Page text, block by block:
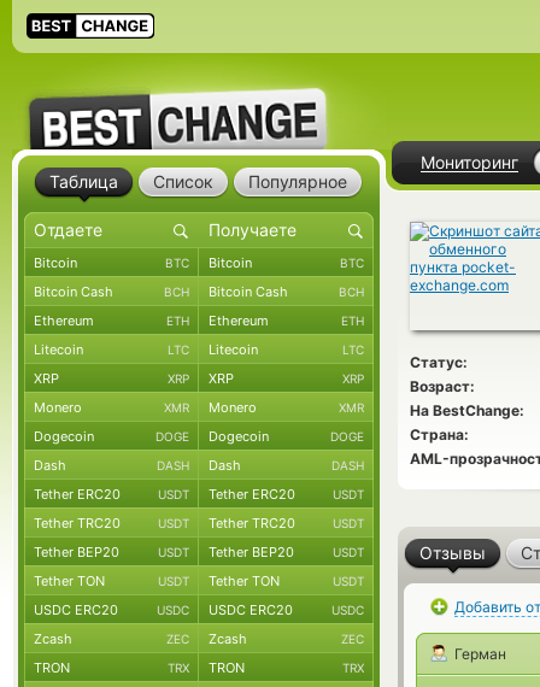
Мониторинг
Статус:
Возраст:
На BestChange:
Страна:
AML-
Отзывы
Добавить
Герман
Таблица Список Популярное
Bitcoin BTC Bitcoin BTC
Bitcoin Cash BCH Bitcoin Cash BCH
Ethereum ETH Ethereum ETH
Litecoin LTC Litecoin LTC
XRP XRP XRP XRP
Monero XMR Monero XMR
Dogecoin DOGE Dogecoin DOGE
Dash DASH Dash DASH
Tether ERC20 USDT Tether ERC20 USDT
Tether TRC20 USDT Tether TRC20 USDT
Tether BEP20 USDT Tether BEP20 USDT
Tether TON USDT Tether TON USDT
USDC ERC20 USDC USDC ERC20 USDC
Zcash ZEC Zcash ZEC
TRON TRX TRON TRX